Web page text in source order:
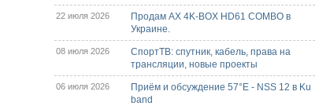
22 июля 2026
Продам AX 4K-BOX HD61 COMBO в
Украине.
08 июля 2026
СпортТВ: спутник, кабель, права на
трансляции, новые проекты
06 июля 2026
Приём и обсуждение 57°E - NSS 12 в Ku
band